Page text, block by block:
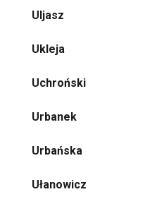
Uljasz
Ukleja
Uchroński
Urbanek
Urbańska
Ułanowicz